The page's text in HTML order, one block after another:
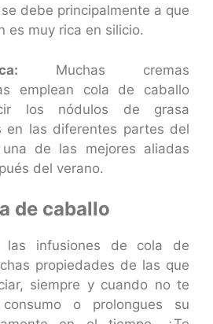
debe principalmente a que
es muy rica en silicio.
Muchas cremas
emplean cola de caballo
los nódulos de grasa
en las diferentes partes del
de las mejores aliadas
del verano.
de caballo
las infusiones de cola de
propiedades de las que
siempre y cuando no te
o prolongues su